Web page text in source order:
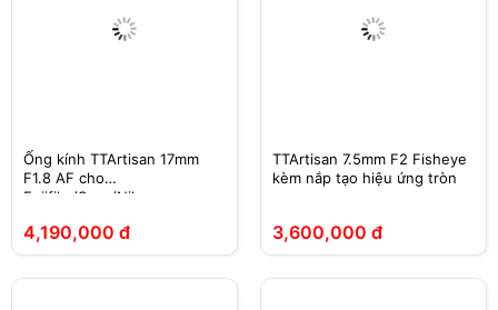
Ống kính TTArtisan 17mm
F1.8 AF cho
Fujifilm/Sony/Nikon
4,190,000 đ
TTArtisan 7.5mm F2 Fisheye
kèm nắp tạo hiệu ứng tròn
3,600,000 đ